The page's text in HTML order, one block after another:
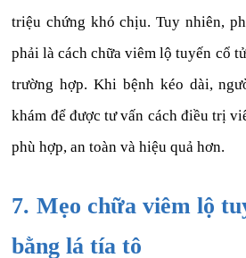
triệu chứng khó chịu. Tuy nhiên,
phải là cách chữa viêm lộ tuyến cổ
trường hợp. Khi bệnh kéo dài,
khám để được tư vấn cách điều trị
phù hợp, an toàn và hiệu quả hơn.
7. Mẹo chữa viêm lộ
bằng lá tía tô